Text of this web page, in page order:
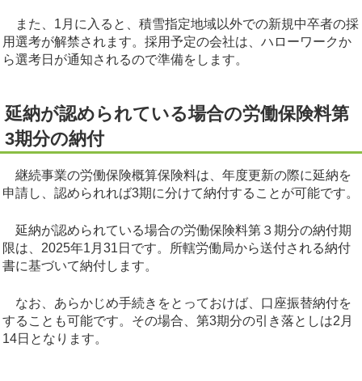
また、1月に入ると、積雪指定地域以外での新規中卒者の採
用選考が解禁されます。採用予定の会社は、ハローワークか
ら選考日が通知されるので準備をします。
延納が認められている場合の労働保険料第
3期分の納付
継続事業の労働保険概算保険料は、年度更新の際に延納を
申請し、認められれば3期に分けて納付することが可能です。
延納が認められている場合の労働保険料第３期分の納付期
限は、2025年1月31日です。所轄労働局から送付される納付
書に基づいて納付します。
なお、あらかじめ手続きをとっておけば、口座振替納付を
することも可能です。その場合、第3期分の引き落としは2月
14日となります。